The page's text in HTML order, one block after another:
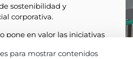
sostenibilidad y
corporativa.
pone en valor las iniciativas
prácticas laborales y la ética
para mostrar contenidos